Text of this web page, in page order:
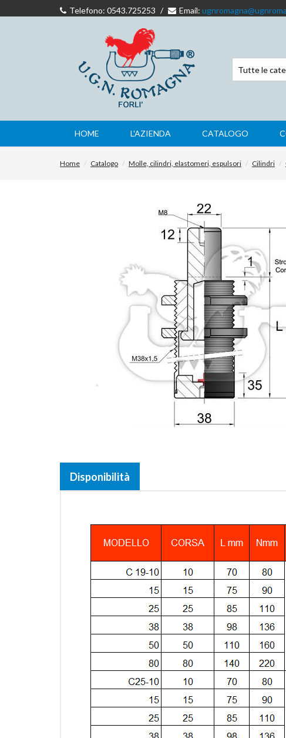
Telefono: 0543.725253 / Email:
Romagna
HOME L'AZIENDA CATALOGO
Home Catalogo Molle, cilindri, elastomeri, espulsori Cilindri
Disponibilità